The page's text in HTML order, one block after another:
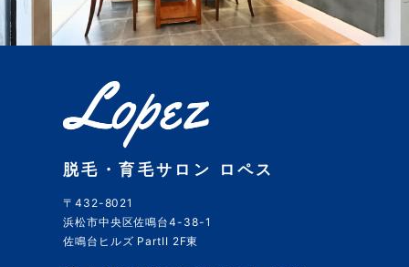
脱毛・育毛サロン ロペス
〒432-8021
浜松市中央区佐鳴台4-38-1
佐鳴台ヒルズ PartII 2F東